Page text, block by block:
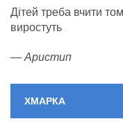
Дітей треба вчити
виростуть
— Аристип
ХМАРКА